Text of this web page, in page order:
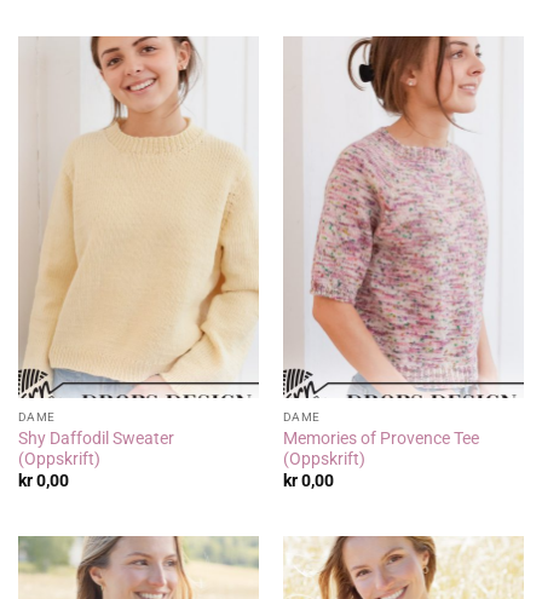
DAME
Shy Daffodil Sweater
(Oppskrift)
kr0,00
DAME
Memories of Provence Tee
(Oppskrift)
kr0,00